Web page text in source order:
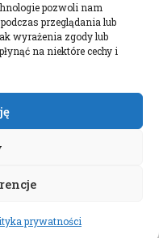
pozwoli nam
przeglądania lub
wyrażenia zgody lub
na niektóre cechy i
prywatności
Sącz